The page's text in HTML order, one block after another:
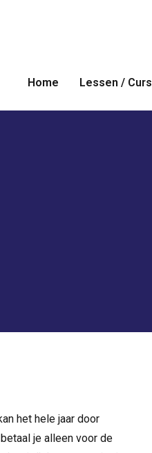
Home Lessen /
het hele jaar door
je alleen voor de